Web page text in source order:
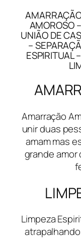
AMOROSO
UNIÃO DE
–
ESPIRITUAL
Amarração
unir duas
amam mas
grande amor
Limpeza